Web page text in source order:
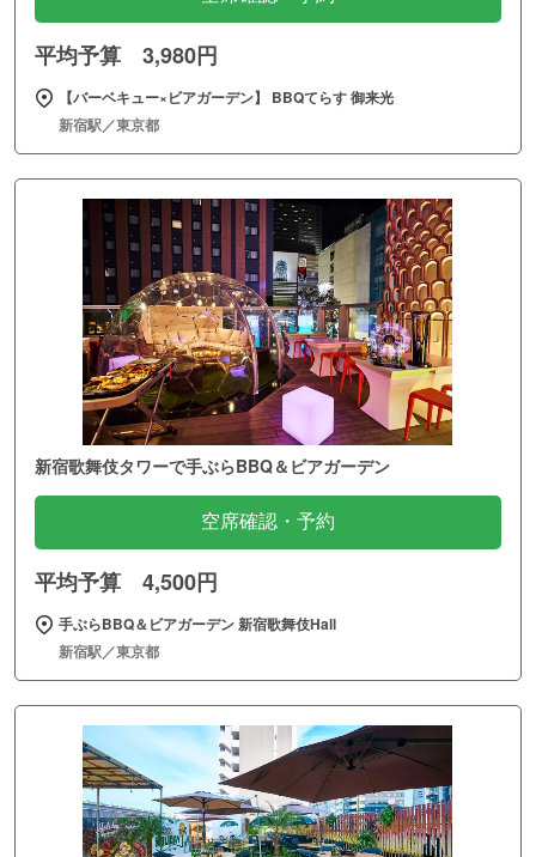
平均予算 3,980円
【バーベキュー×ビアガーデン】 BBQてらす 御来光
新宿駅／東京都
新宿歌舞伎タワーで手ぶらBBQ＆ビアガーデン
空席確認・予約
平均予算 4,500円
手ぶらBBQ＆ビアガーデン 新宿歌舞伎Hall
新宿駅／東京都